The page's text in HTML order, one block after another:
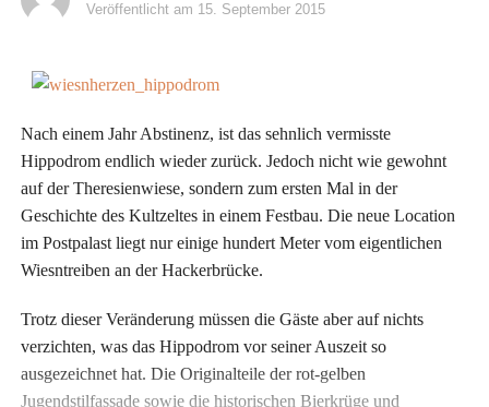
Veröffentlicht am 15. September 2015
Nach einem Jahr Abstinenz, ist das sehnlich vermisste
Hippodrom endlich wieder zurück. Jedoch nicht wie gewohnt
auf der Theresienwiese, sondern zum ersten Mal in der
Geschichte des Kultzeltes in einem Festbau. Die neue Location
im Postpalast liegt nur einige hundert Meter vom eigentlichen
Wiesntreiben an der Hackerbrücke.
Trotz dieser Veränderung müssen die Gäste aber auf nichts
verzichten, was das Hippodrom vor seiner Auszeit so
ausgezeichnet hat. Die Originalteile der rot-gelben
Jugendstilfassade sowie die historischen Bierkrüge und